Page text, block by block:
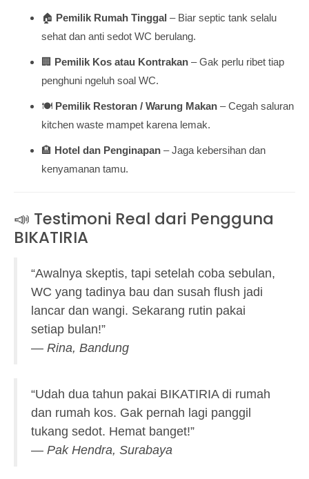
🏠 Pemilik Rumah Tinggal – Biar septic tank selalu
sehat dan anti sedot WC berulang.
🏢 Pemilik Kos atau Kontrakan – Gak perlu ribet tiap
penghuni ngeluh soal WC.
🍽️ Pemilik Restoran / Warung Makan – Cegah saluran
kitchen waste mampet karena lemak.
🏨 Hotel dan Penginapan – Jaga kebersihan dan
kenyamanan tamu.
📣 Testimoni Real dari Pengguna
BIKATIRIA
“Awalnya skeptis, tapi setelah coba sebulan,
WC yang tadinya bau dan susah flush jadi
lancar dan wangi. Sekarang rutin pakai
setiap bulan!”
— Rina, Bandung
“Udah dua tahun pakai BIKATIRIA di rumah
dan rumah kos. Gak pernah lagi panggil
tukang sedot. Hemat banget!”
— Pak Hendra, Surabaya